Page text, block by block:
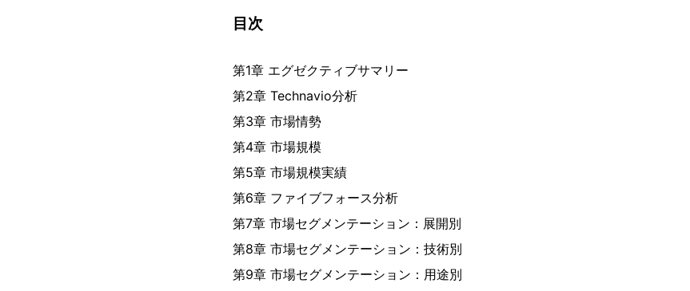
目次
第1章 エグゼクティブサマリー
第2章 Technavio分析
第3章 市場情勢
第4章 市場規模
第5章 市場規模実績
第6章 ファイブフォース分析
第7章 市場セグメンテーション：展開別
第8章 市場セグメンテーション：技術別
第9章 市場セグメンテーション：用途別